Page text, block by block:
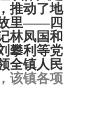
推动了地
故里——四
林凤国和
攀利等党
全镇人民
该镇各项